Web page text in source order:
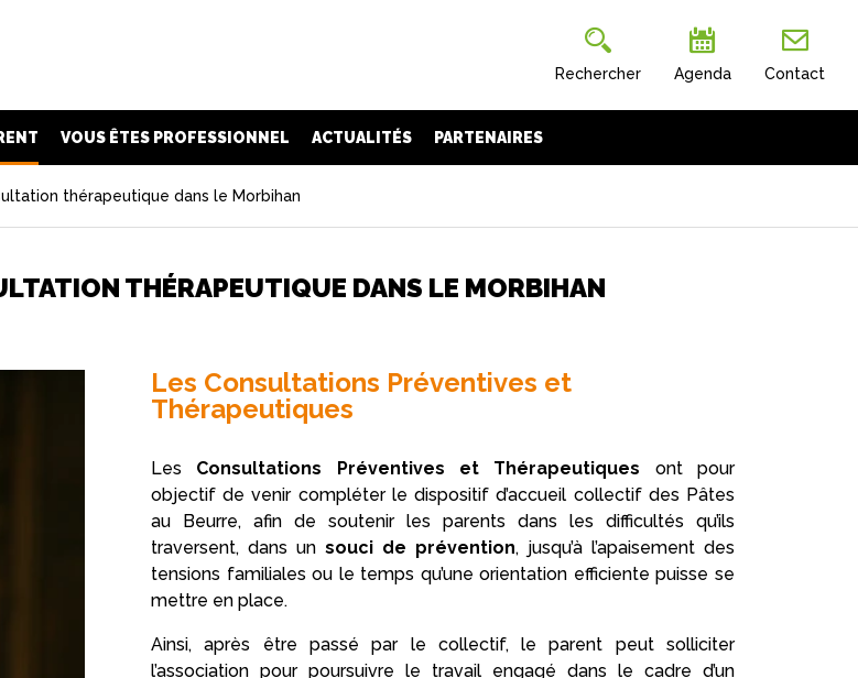
Rechercher Agenda Contact
VOUS ÊTES PROFESSIONNEL ACTUALITÉS PARTENAIRES
thérapeutique dans le Morbihan
THÉRAPEUTIQUE DANS LE MORBIHAN
Les Consultations Préventives et
Thérapeutiques
Les Consultations Préventives et Thérapeutiques ont pour
objectif de venir compléter le dispositif d’accueil collectif des Pâtes
au Beurre, afin de soutenir les parents dans les difficultés qu’ils
traversent, dans un souci de prévention, jusqu’à l’apaisement des
tensions familiales ou le temps qu’une orientation efficiente puisse se
mettre en place.
Ainsi, après être passé par le collectif, le parent peut solliciter
l’association pour poursuivre le travail engagé dans le cadre d’un